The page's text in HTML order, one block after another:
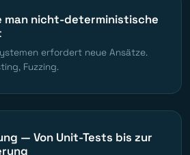
man nicht-deterministische
erfordert neue Ansätze.
Fuzzing.
— Von Unit-Tests bis zur